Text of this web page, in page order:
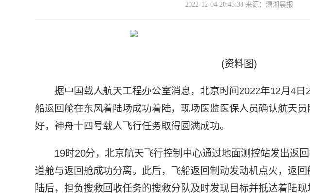
2022-12-04 20:45:38 来源：潇湘晨报
(资料图)
据中国载人航天工程办公室消息，北京时间2022年12月4
船返回舱在东风着陆场成功着陆，现场医监医保人员确认航天
好，神舟十四号载人飞行任务取得圆满成功。
19时20分，北京航天飞行控制中心通过地面测控站发出返
道舱与返回舱成功分离。此后，飞船返回制动发动机点火，返
陆后，担负搜救回收任务的搜救分队及时发现目标并抵达着陆